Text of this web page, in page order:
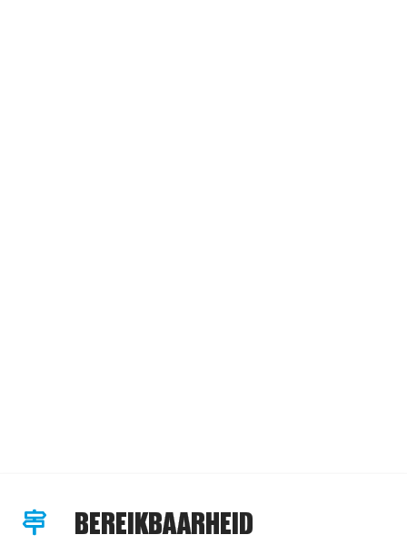
BEREIKBAARHEID